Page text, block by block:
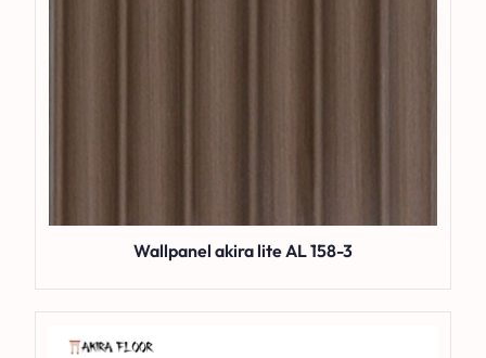
Wallpanel akira lite AL 158-3